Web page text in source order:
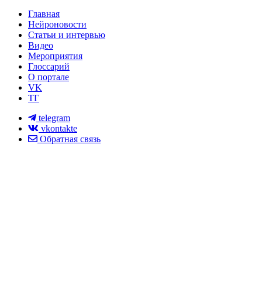
Главная
Нейроновости
Статьи и интервью
Видео
Мероприятия
Глоссарий
О портале
VK
ТГ
telegram
vkontakte
Обратная связь